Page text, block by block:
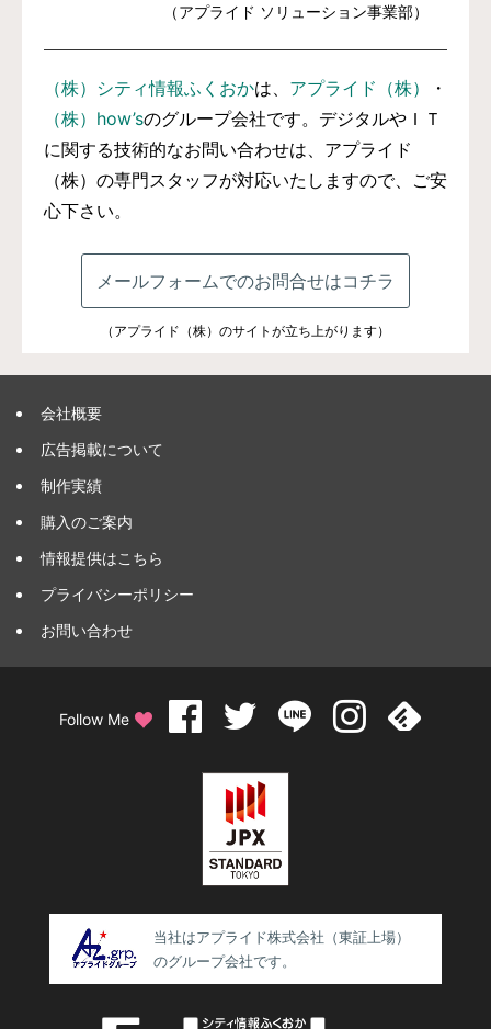
（アプライド ソリューション事業部）
（株）シティ情報ふくおかは、 アプライド（株）
・
（株）how’sのグループ会社です。デジタルやＩＴ
に関する技術的なお問い合わせは、アプライド
（株）の専門スタッフが対応いたしますので、ご安
心下さい。
メールフォームでのお問合せはコチラ
（アプライド（株）のサイトが立ち上がります）
会社概要
広告掲載について
制作実績
購入のご案内
情報提供はこちら
プライバシーポリシー
お問い合わせ
当社はアプライド株式会社（東証上場）
のグループ会社です。
Follow Me